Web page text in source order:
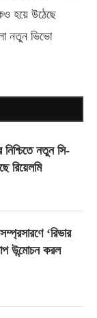
হয়ে উঠেছে
নতুন ভিভো
নিশ্চিতে নতুন সি-
রিয়েলমি
‘রিভার
উন্মোচন করল